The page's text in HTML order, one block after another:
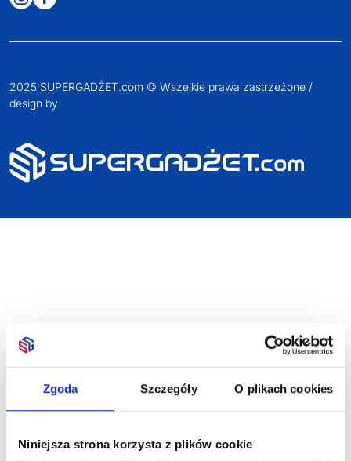
Zgoda Szczegóły O plikach cookies
Niniejsza strona korzysta z plików cookie
2025 SUPERGADŻET.com © Wszelkie prawa zastrzeżone /
design by